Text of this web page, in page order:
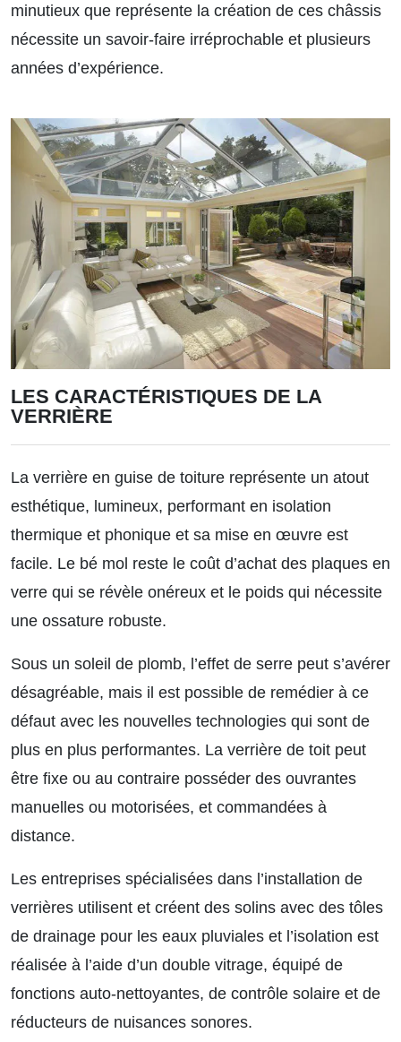
minutieux que représente la création de ces châssis
nécessite un savoir-faire irréprochable et plusieurs
années d’expérience.
LES CARACTÉRISTIQUES DE LA
VERRIÈRE
La verrière en guise de toiture représente un atout
esthétique, lumineux, performant en isolation
thermique et phonique et sa mise en œuvre est
facile. Le bé mol reste le coût d’achat des plaques en
verre qui se révèle onéreux et le poids qui nécessite
une ossature robuste.
Sous un soleil de plomb, l’effet de serre peut s’avérer
désagréable, mais il est possible de remédier à ce
défaut avec les nouvelles technologies qui sont de
plus en plus performantes. La verrière de toit peut
être fixe ou au contraire posséder des ouvrantes
manuelles ou motorisées, et commandées à
distance.
Les entreprises spécialisées dans l’installation de
verrières utilisent et créent des solins avec des tôles
de drainage pour les eaux pluviales et l’isolation est
réalisée à l’aide d’un double vitrage, équipé de
fonctions auto-nettoyantes, de contrôle solaire et de
réducteurs de nuisances sonores.